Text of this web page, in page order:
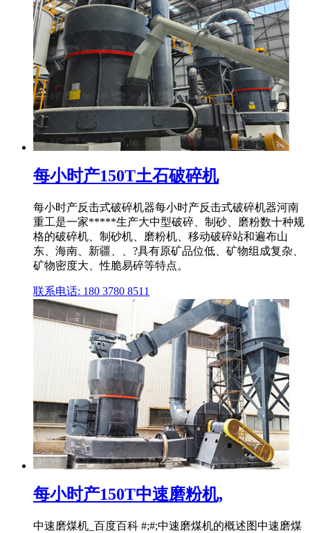
每小时产150T土石破碎机
每小时产反击式破碎机器每小时产反击式破碎机器河南
重工是一家*****生产大中型破碎、制砂、磨粉数十种规
格的破碎机、制砂机、磨粉机、移动破碎站和遍布山
东、海南、新疆、、?具有原矿品位低、矿物组成复杂、
矿物密度大、性脆易碎等特点。
联系电话: 180 3780 8511
每小时产150T中速磨粉机,
中速磨煤机_百度百科 #;#;中速磨煤机的概述图中速磨煤